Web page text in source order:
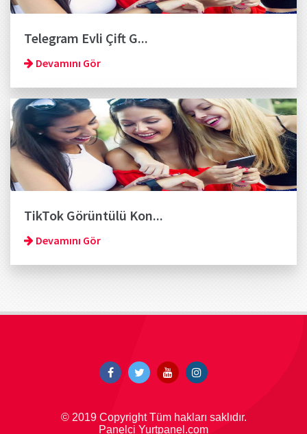
Telegram Evli Çift G...
Devamını Gör
TikTok Görüntülü Kon...
Devamını Gör
© 2019 Copyright Tüm hakları saklıdır.
Panelci Yurtpanel.com